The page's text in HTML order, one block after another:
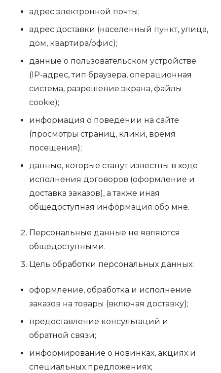
адрес электронной почты;
адрес доставки (населенный пункт, улица,
дом, квартира/офис);
данные о пользовательском устройстве
(IP-адрес, тип браузера, операционная
система, разрешение экрана, файлы
cookie);
информация о поведении на сайте
(просмотры страниц, клики, время
посещения);
данные, которые станут известны в ходе
исполнения договоров (оформление и
доставка заказов), а также иная
общедоступная информация обо мне.
Персональные данные не являются
общедоступными.
Цель обработки персональных данных:
оформление, обработка и исполнение
заказов на товары (включая доставку);
предоставление консультаций и
обратной связи;
информирование о новинках, акциях и
специальных предложениях;